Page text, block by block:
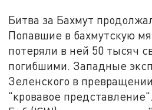
Битва за Бахмут
Попавшие в бахмутскую
потеряли в ней 50 тысяч
погибшими. Западные
Зеленского в
"кровавое